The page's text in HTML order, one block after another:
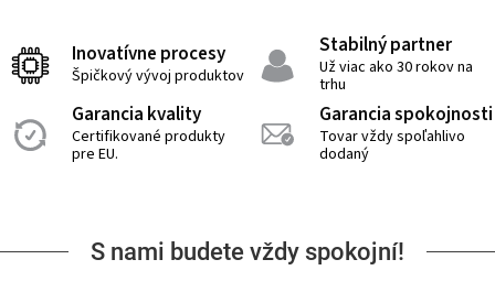
Inovatívne procesy
Špičkový vývoj produktov
Stabilný partner
Už viac ako 30 rokov na
trhu
Garancia kvality
Certifikované produkty
pre EU.
Garancia spokojnosti
Tovar vždy spoľahlivo
dodaný
S nami budete vždy spokojní!